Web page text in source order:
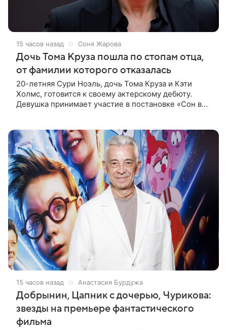
15 часов назад Соня Жарова
Дочь Тома Круза пошла по стопам отца,
от фамилии которого отказалась
20-летняя Сури Ноэль, дочь Тома Круза и Кэти
Холмс, готовится к своему актерскому дебюту.
Девушка принимает участие в постановке «Сон в
15 часов назад Анастасия Бурдужа
Добрынин, Цапник с дочерью, Чурикова:
звезды на премьере фантастического
фильма